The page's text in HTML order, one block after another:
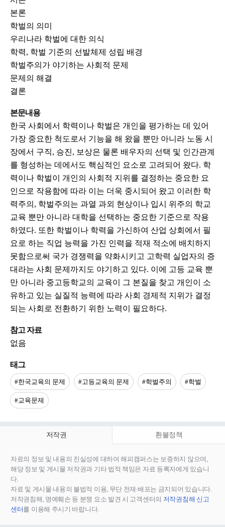
본론
학벌의 의미
우리나라 학벌에 대한 의식
학력, 학벌 기준의 선발체제 성립 배경
학벌주의가 야기하는 사회적 문제
문제의 해결
결론
본문내용
한국 사회에서 학력이나 학벌은 개인을 평가하는 데 있어
가장 중요한 척도로서 기능을 해 왔을 뿐만 아니라 노동 시
장에서 구직, 승진, 보상은 물론 배우자의 선택 및 인간관계
를 형성하는 데에서도 핵심적인 요소로 고려되어 왔다. 학
력이나 학벌이 개인의 사회적 지위를 결정하는 중요한 요
인으로 작용함에 따라 이는 더욱 중시되어 왔고 이러한 학
력주의, 학벌주의는 과열 과외 현상이나 입시 위주의 학교
교육 뿐만 아니라 대학을 선택하는 중요한 기준으로 작용
하였다. 또한 학벌이나 학력을 가신하여 산업 상회에서 필
요로 하는 직업 능력을 가진 인력을 적재 적소에 배치하지
못함으로써 국가 경쟁력을 약화시키고 고학력 실업자의 증
대라는 사회 문제까지도 야기하고 있다. 이에 고등 교육 뿐
만 아니라 중고등학교의 교육이 그 본질을 찾고 개인이 소
유하고 있는 실질적 능력에 따라 사회 경제적 지위가 결정
되는 사회로 전환하기 위한 노력이 필요하다.
참고 자료
없음
태그
#한국교육의 문제 #고등교육의 문제 #학벌주의 #학벌
#교육문제
저작권 환불정책
자료의 정보 및 내용의 진실성에 대하여 해피캠퍼스는 보증하지 않으며,
해당 정보 및 게시물 저작권과 기타 법적 책임은 자료 등록자에게 있습니
다.
자료 및 게시물 내용의 불법적 이용, 무단 전재∙배포는 금지되어 있습니다.
저작권침해, 명예훼손 등 분쟁 요소 발견 시 고객센터의 저작권침해 신고
센터를 이용해 주시기 바랍니다.